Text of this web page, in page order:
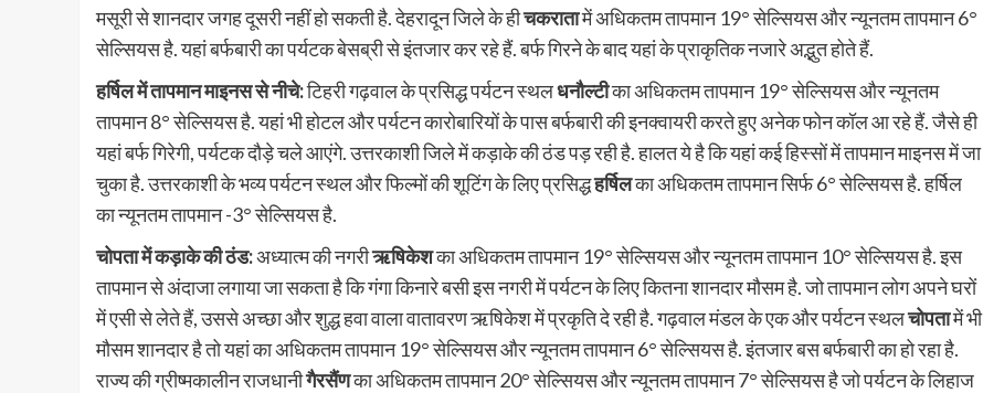
मसूरी से शानदार जगह दूसरी नहीं हो सकती है. देहरादून जिले के हीचकरातामें अधिकतम तापमान 19° सेल्सियस और न्यूनतम तापमान 6°
सेल्सियस है. यहां बर्फबारी का पर्यटक बेसब्री से इंतजार कर रहे हैं. बर्फ गिरने के बाद यहां के प्राकृतिक नजारे अद्भुत होते हैं.
हर्षिल में तापमान माइनस से नीचे:टिहरी गढ़वाल के प्रसिद्ध पर्यटन स्थलधनौल्टीका अधिकतम तापमान 19° सेल्सियस और न्यूनतम
तापमान 8° सेल्सियस है. यहां भी होटल और पर्यटन कारोबारियों के पास बर्फबारी की इनक्वायरी करते हुए अनेक फोन कॉल आ रहे हैं. जैसे ही
यहां बर्फ गिरेगी, पर्यटक दौड़े चले आएंगे. उत्तरकाशी जिले में कड़ाके की ठंड पड़ रही है. हालत ये है कि यहां कई हिस्सों में तापमान माइनस में जा
चुका है. उत्तरकाशी के भव्य पर्यटन स्थल और फिल्मों की शूटिंग के लिए प्रसिद्धहर्षिलका अधिकतम तापमान सिर्फ 6° सेल्सियस है. हर्षिल
का न्यूनतम तापमान -3° सेल्सियस है.
चोपता में कड़ाके की ठंड:अध्यात्म की नगरीऋषिकेशका अधिकतम तापमान 19° सेल्सियस और न्यूनतम तापमान 10° सेल्सियस है. इस
तापमान से अंदाजा लगाया जा सकता है कि गंगा किनारे बसी इस नगरी में पर्यटन के लिए कितना शानदार मौसम है. जो तापमान लोग अपने घरों
में एसी से लेते हैं, उससे अच्छा और शुद्ध हवा वाला वातावरण ऋषिकेश में प्रकृति दे रही है. गढ़वाल मंडल के एक और पर्यटन स्थलचोपतामें भी
मौसम शानदार है तो यहां का अधिकतम तापमान 19° सेल्सियस और न्यूनतम तापमान 6° सेल्सियस है. इंतजार बस बर्फबारी का हो रहा है.
राज्य की ग्रीष्मकालीन राजधानीगैरसैंणका अधिकतम तापमान 20° सेल्सियस और न्यूनतम तापमान 7° सेल्सियस है जो पर्यटन के लिहाज